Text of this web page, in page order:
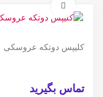
کلیپس دوتکه عروسکی
تماس بگیرید